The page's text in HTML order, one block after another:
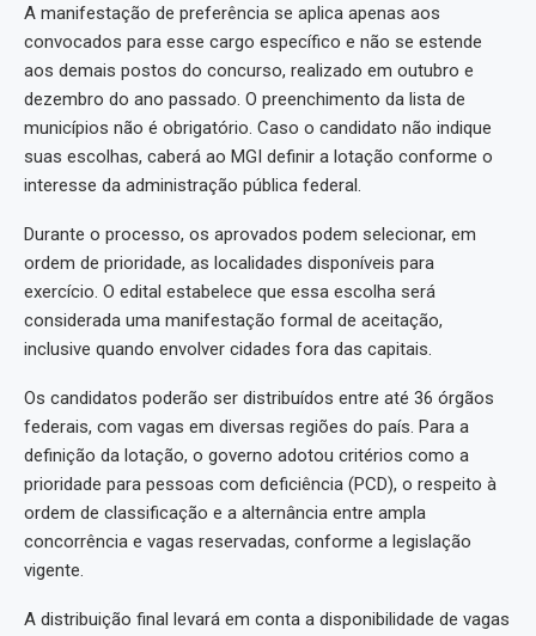
A manifestação de preferência se aplica apenas aos
convocados para esse cargo específico e não se estende
aos demais postos do concurso, realizado em outubro e
dezembro do ano passado. O preenchimento da lista de
municípios não é obrigatório. Caso o candidato não indique
suas escolhas, caberá ao MGI definir a lotação conforme o
interesse da administração pública federal.
Durante o processo, os aprovados podem selecionar, em
ordem de prioridade, as localidades disponíveis para
exercício. O edital estabelece que essa escolha será
considerada uma manifestação formal de aceitação,
inclusive quando envolver cidades fora das capitais.
Os candidatos poderão ser distribuídos entre até 36 órgãos
federais, com vagas em diversas regiões do país. Para a
definição da lotação, o governo adotou critérios como a
prioridade para pessoas com deficiência (PCD), o respeito à
ordem de classificação e a alternância entre ampla
concorrência e vagas reservadas, conforme a legislação
vigente.
A distribuição final levará em conta a disponibilidade de vagas